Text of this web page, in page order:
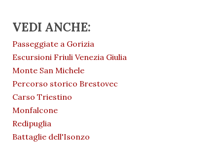
VEDI ANCHE:
Passeggiate a Gorizia
Escursioni Friuli Venezia Giulia
Monte San Michele
Percorso storico Brestovec
Carso Triestino
Monfalcone
Redipuglia
Battaglie dell'Isonzo